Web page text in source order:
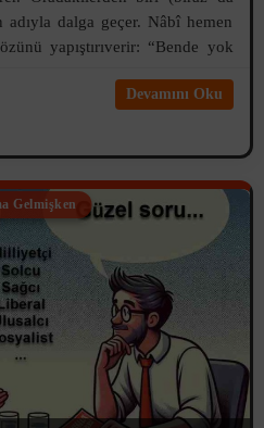
dalga geçer. Nâbî hemen
yapıştırıverir: “Bende yok
Devamını Oku
Gelmişken